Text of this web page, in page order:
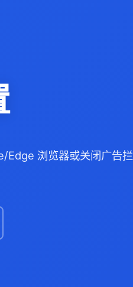
Edge 浏览器或关闭广告拦